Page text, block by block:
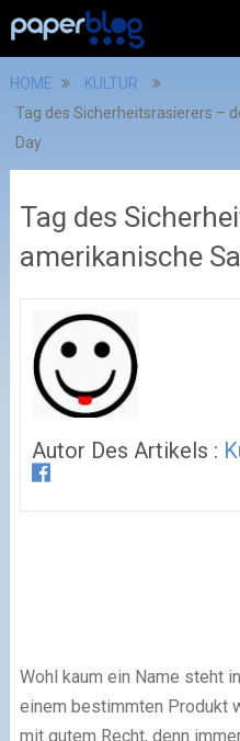
HOME
KULTUR
Tag des Sicherheitsrasierers –
Day
Tag des
amerikanische
Autor Des Artikels :
Wohl kaum ein Name steht
einem bestimmten Produkt
mit gutem Recht, denn